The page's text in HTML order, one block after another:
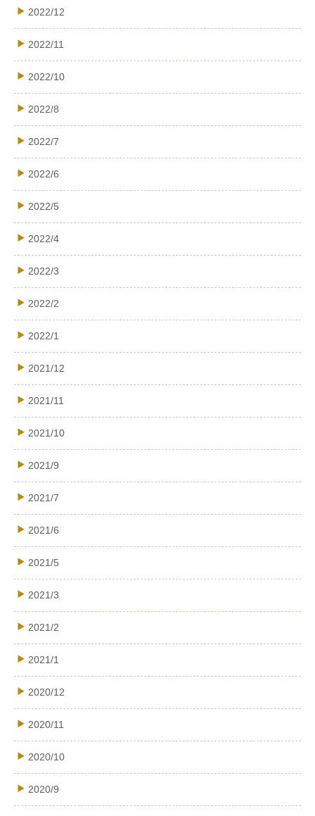
2022/12
2022/11
2022/10
2022/8
2022/7
2022/6
2022/5
2022/4
2022/3
2022/2
2022/1
2021/12
2021/11
2021/10
2021/9
2021/7
2021/6
2021/5
2021/3
2021/2
2021/1
2020/12
2020/11
2020/10
2020/9